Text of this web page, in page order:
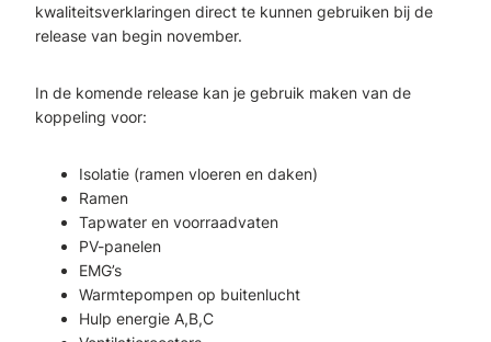
kwaliteitsverklaringen direct te kunnen gebruiken bij de
release van begin november.
In de komende release kan je gebruik maken van de
koppeling voor:
Isolatie (ramen vloeren en daken)
Ramen
Tapwater en voorraadvaten
PV-panelen
EMG’s
Warmtepompen op buitenlucht
Hulp energie A,B,C